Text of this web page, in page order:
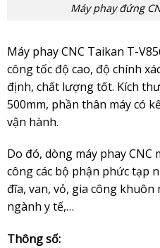
Máy phay đứng
Máy phay CNC Taikan T-
công tốc độ cao, độ chính
định, chất lượng tốt. Kích
500mm, phần thân máy có
vận hành.
Do đó, dòng máy phay CNC
công các bộ phận phức tạp
đĩa, van, vỏ, gia công khuôn
ngành y tế,…
Thông số: